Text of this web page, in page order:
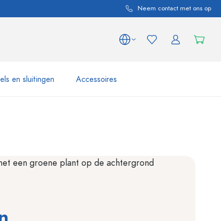
Neem contact met ons op
en sluitingen Accessoires
Nu winkelen